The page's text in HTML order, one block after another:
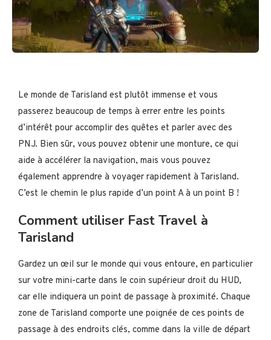
Le monde de Tarisland est plutôt immense et vous
passerez beaucoup de temps à errer entre les points
d’intérêt pour accomplir des quêtes et parler avec des
PNJ. Bien sûr, vous pouvez obtenir une monture, ce qui
aide à accélérer la navigation, mais vous pouvez
également apprendre à voyager rapidement à Tarisland.
C’est le chemin le plus rapide d’un point A à un point B !
Comment utiliser Fast Travel à
Tarisland
Gardez un œil sur le monde qui vous entoure, en particulier
sur votre mini-carte dans le coin supérieur droit du HUD,
car elle indiquera un point de passage à proximité. Chaque
zone de Tarisland comporte une poignée de ces points de
passage à des endroits clés, comme dans la ville de départ